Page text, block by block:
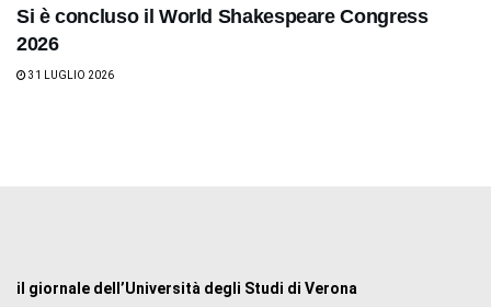
Si è concluso il World Shakespeare Congress
2026
31 LUGLIO 2026
il giornale dell’Università degli Studi di Verona